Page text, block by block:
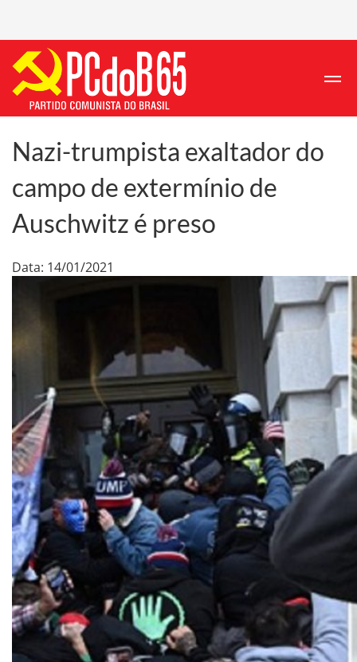
Nazi-trumpista exaltador do
campo de extermínio de
Auschwitz é preso
Data: 14/01/2021